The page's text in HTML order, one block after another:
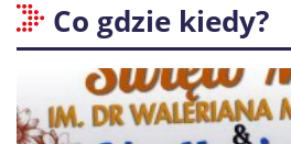
Co gdzie kiedy?